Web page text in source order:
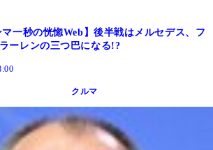
マ一秒の恍惚Web】後半戦はメルセデス、フ
ーレンの三つ巴になる!?
クルマ